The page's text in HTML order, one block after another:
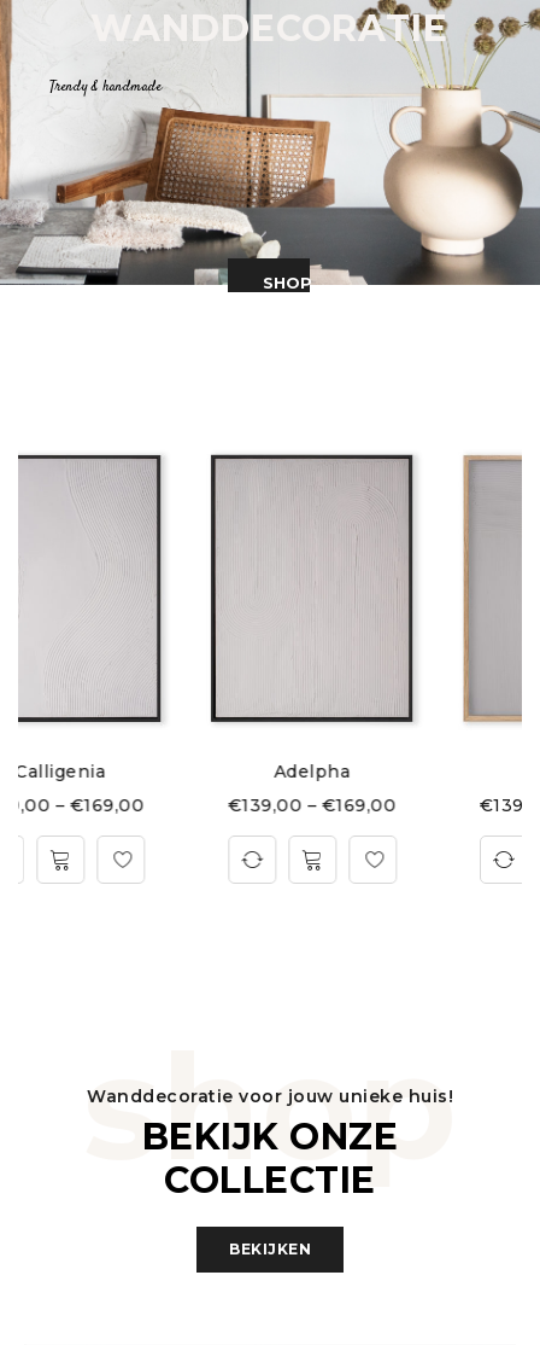
Trendy & handmade
WANDDECORATIE
SHOP
DE
€139,00– 169,00
€139,00– 169,00
shop
Wanddecoratie voor jouw unieke huis!
BEKIJK ONZE
COLLECTIE
BEKIJKEN